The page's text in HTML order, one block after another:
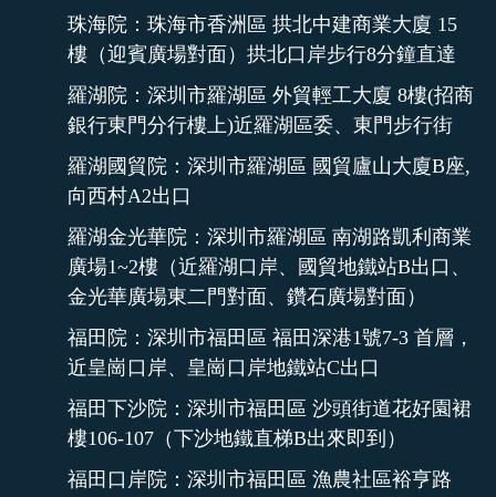
珠海院：珠海市香洲區 拱北中建商業大廈 15
樓（迎賓廣場對面）拱北口岸步行8分鐘直達
羅湖院：深圳市羅湖區 外貿輕工大廈 8樓(招商
銀行東門分行樓上)近羅湖區委、東門步行街
羅湖國貿院：深圳市羅湖區 國貿廬山大廈B座,
向西村A2出口
羅湖金光華院：深圳市羅湖區 南湖路凱利商業
廣場1~2樓（近羅湖口岸、國貿地鐵站B出口、
金光華廣場東二門對面、鑽石廣場對面）
福田院：深圳市福田區 福田深港1號7-3 首層，
近皇崗口岸、皇崗口岸地鐵站C出口
福田下沙院：深圳市福田區 沙頭街道花好園裙
樓106-107（下沙地鐵直梯B出來即到）
福田口岸院：深圳市福田區 漁農社區裕亨路